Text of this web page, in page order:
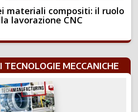
materiali compositi: il ruolo
lavorazione CNC
TECNOLOGIE MECCANICHE